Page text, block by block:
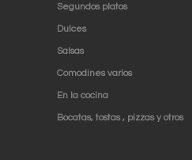
Segundos platos
Dulces
Salsas
Comodines varios
En la cocina
Bocatas, tostas , pizzas y otros